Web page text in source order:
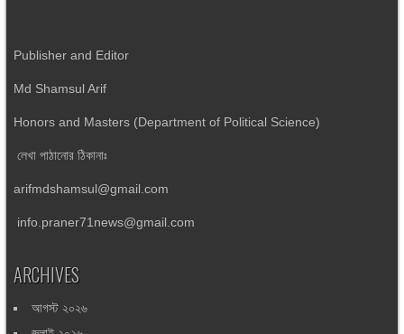
Publisher and Editor
Md Shamsul Arif
Honors and Masters (Department of Political Science)
লেখা পাঠানোর ঠিকানাঃ
arifmdshamsul@gmail.com
info.praner71news@gmail.com
ARCHIVES
আগস্ট ২০২৬